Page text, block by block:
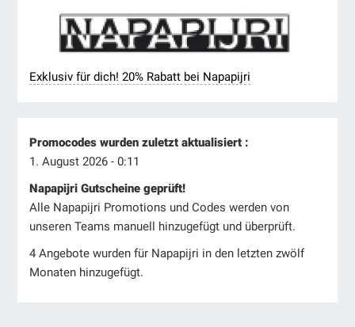
Exklusiv für dich! 20% Rabatt bei Napapijri
Promocodes wurden zuletzt aktualisiert :
1. August 2026 - 0:11
Napapijri Gutscheine geprüft!
Alle Napapijri Promotions und Codes werden von
unseren Teams manuell hinzugefügt und überprüft.
4 Angebote wurden für Napapijri in den letzten zwölf
Monaten hinzugefügt.